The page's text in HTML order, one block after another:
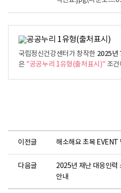
어
국립정신건강센터가 창작한 2025년
은 "공공누리 1유형(출처표시)" 조건
이전글 해소해요 초복 EVENT
다음글
2025년 재난 대응인력
안내